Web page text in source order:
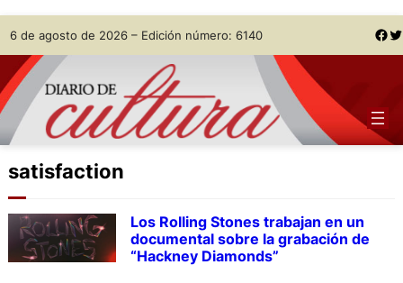
Skip
to
content
6 de agosto de 2026 – Edición número: 6140 Facebook Twitter
satisfaction
Los Rolling Stones trabajan en un
documental sobre la grabación de
“Hackney Diamonds”